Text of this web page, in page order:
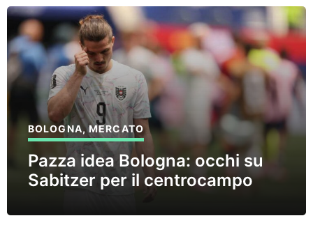
BOLOGNA,MERCATO
Pazza idea Bologna: occhi su
Sabitzer per il centrocampo